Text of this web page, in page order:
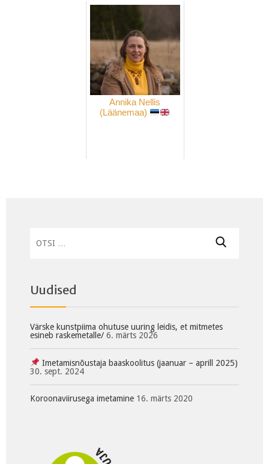
Annika Nellis
(Läänemaa)
Uudised
Värske kunstpiima ohutuse uuring leidis, et mitmetes
esineb raskemetalle/ 6. märts 2026
Imetamisnõustaja baaskoolitus (jaanuar – aprill 2025)
30. sept. 2024
Koroonaviirusega imetamine 16. märts 2020